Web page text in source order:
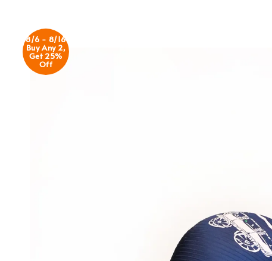
8/6 - 8/16
Buy Any 2,
Get 25%
Off